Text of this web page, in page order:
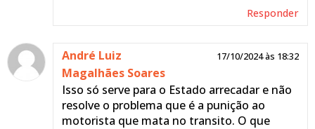
Responder
André Luiz
Magalhães Soares
17/10/2024 às 18:32
Isso só serve para o Estado arrecadar e não
resolve o problema que é a punição ao
motorista que mata no transito. O que